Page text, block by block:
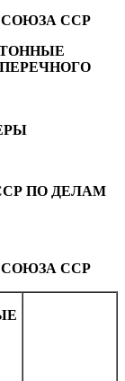
ССР
ПО ДЕЛАМ
ССР